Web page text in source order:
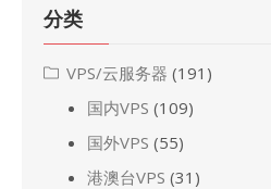
分类
VPS/云服务器 (191)
国内VPS (109)
国外VPS (55)
港澳台VPS (31)